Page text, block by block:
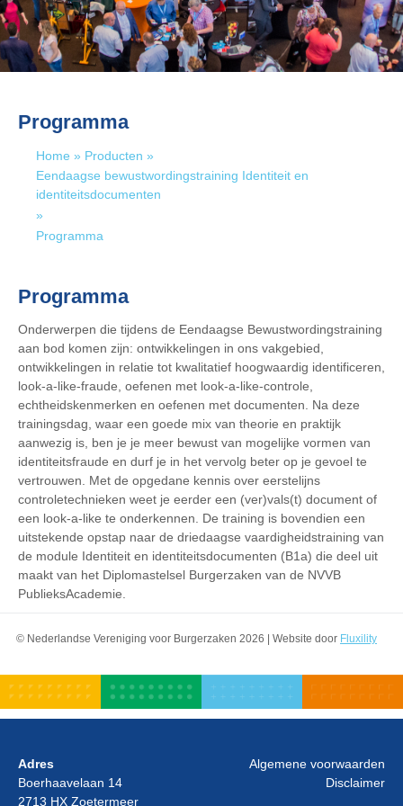
Programma
Home » Producten »
Eendaagse bewustwordingstraining Identiteit en
identiteitsdocumenten
»
Programma
Programma
Onderwerpen die tijdens de Eendaagse Bewustwordingstraining
aan bod komen zijn: ontwikkelingen in ons vakgebied,
ontwikkelingen in relatie tot kwalitatief hoogwaardig identificeren,
look-a-like-fraude, oefenen met look-a-like-controle,
echtheidskenmerken en oefenen met documenten. Na deze
trainingsdag, waar een goede mix van theorie en praktijk
aanwezig is, ben je je meer bewust van mogelijke vormen van
identiteitsfraude en durf je in het vervolg beter op je gevoel te
vertrouwen. Met de opgedane kennis over eerstelijns
controletechnieken weet je eerder een (ver)vals(t) document of
een look-a-like te onderkennen. De training is bovendien een
uitstekende opstap naar de driedaagse vaardigheidstraining van
de module Identiteit en identiteitsdocumenten (B1a) die deel uit
maakt van het Diplomastelsel Burgerzaken van de NVVB
PublieksAcademie.
© Nederlandse Vereniging voor Burgerzaken 2026 | Website door Fluxility
Adres
Boerhaavelaan 14
2713 HX Zoetermeer
Algemene voorwaarden
Disclaimer